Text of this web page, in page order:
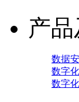
产
数据
数字
数字